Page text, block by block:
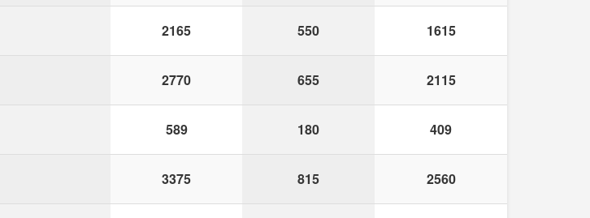
2165 550 1615
2770 655 2115
589 180 409
3375 815 2560